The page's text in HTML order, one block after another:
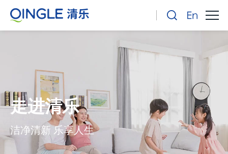
走进清乐
洁净清新 乐享人生